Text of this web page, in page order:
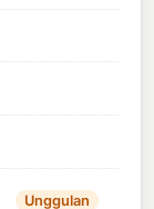
Unggulan